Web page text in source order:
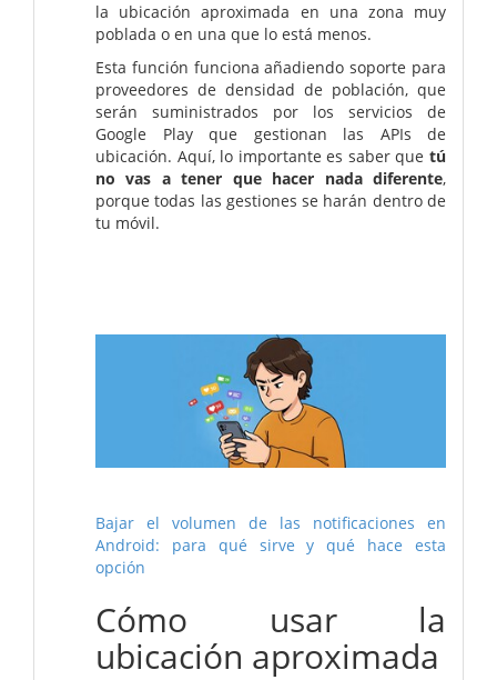
la ubicación aproximada en una zona muy
poblada o en una que lo está menos.
Esta función funciona añadiendo soporte para
proveedores de densidad de población, que
serán suministrados por los servicios de
Google Play que gestionan las APIs de
ubicación. Aquí, lo importante es saber que tú
no vas a tener que hacer nada diferente,
porque todas las gestiones se harán dentro de
tu móvil.
Bajar el volumen de las notificaciones en
Android: para qué sirve y qué hace esta
opción
Cómo usar la
ubicación aproximada